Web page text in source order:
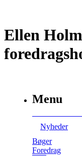
Ellen
Menu
Nyheder
Bøger
Foredrag